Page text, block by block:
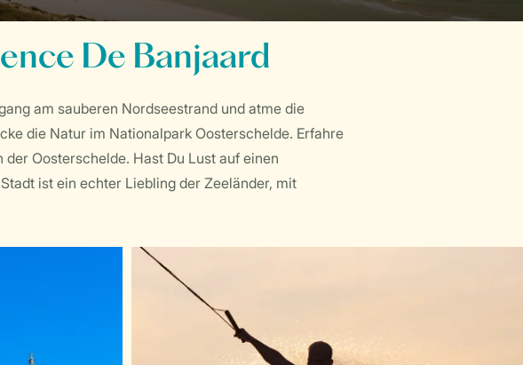
De Banjaard
am sauberen Nordseestrand und atme die
die Natur im Nationalpark Oosterschelde. Erfahre
Oosterschelde. Hast Du Lust auf einen
ist ein echter Liebling der Zeeländer, mit